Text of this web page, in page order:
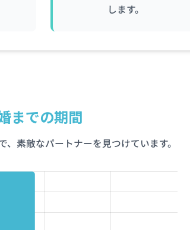
します。
までの期間
素敵なパートナーを見つけています。